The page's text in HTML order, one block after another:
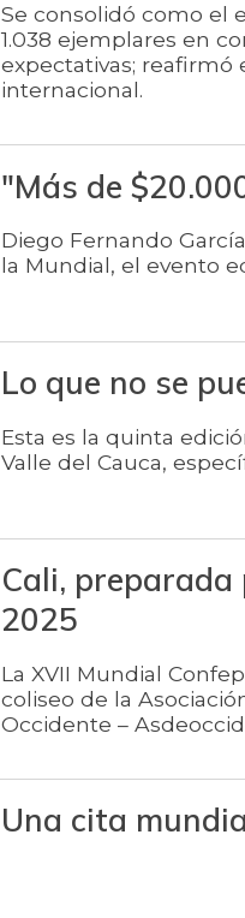
Se consolidó como el
1.038 ejemplares en
expectativas; reafirmó
internacional.
"Más de
Diego Fernando
la Mundial, el evento
Lo que no se
Esta es la quinta
Valle del Cauca,
Cali,
2025
La XVII Mundial
coliseo de la
Occidente –
Una cita